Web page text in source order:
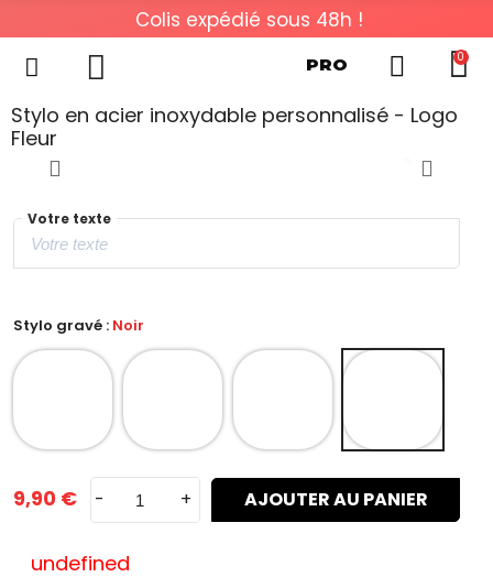
Colis expédié sous 48h !
PRO 0
Stylo en acier inoxydable personnalisé - Logo
Fleur
Votre texte
Stylo gravé : Noir
9,90 € - + AJOUTER AU PANIER
undefined